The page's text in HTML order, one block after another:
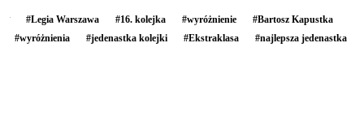
#Legia Warszawa #16. kolejka #wyróżnienie #Bartosz Kapustka
#wyróżnienia #jedenastka kolejki #Ekstraklasa #najlepsza jedenastka